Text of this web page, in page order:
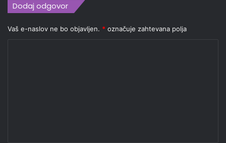
Dodaj odgovor
Vaš e-naslov ne bo objavljen. * označuje zahtevana polja